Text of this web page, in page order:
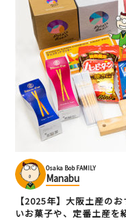
Osaka Bob FAMILY
Manabu
【2025年】大阪土産の
いお菓子や、定番土産を